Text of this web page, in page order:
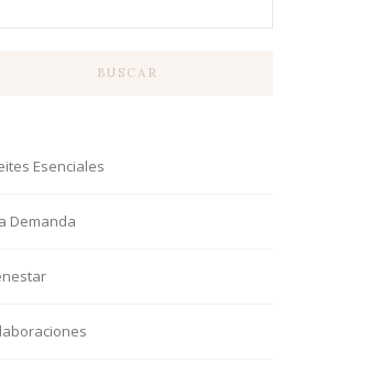
BUSCAR
Esenciales
Demanda